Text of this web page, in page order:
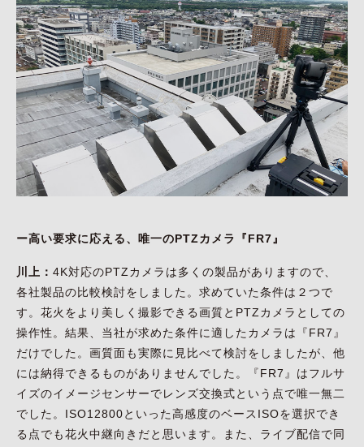
ー高い要求に応える、唯一のPTZカメラ『FR7』
川上： 4K対応のPTZカメラは多くの製品がありますので、
各社製品の比較検討をしました。求めていた条件は２つで
す。花火をより美しく撮影できる画質とPTZカメラとしての
操作性。結果、当社が求めた条件に適したカメラは『FR7』
だけでした。画質面も実際に見比べて検討をしましたが、他
には納得できるものがありませんでした。『FR7』はフルサ
イズのイメージセンサーでレンズ交換式という点で唯一無二
でした。ISO12800といった高感度のベースISOを選択でき
る点でも花火中継向きだと思います。また、ライブ配信で同